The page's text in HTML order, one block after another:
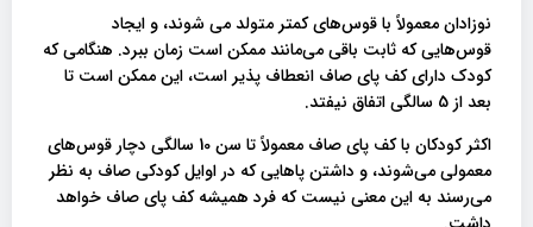
نوزادان معمولاً با قوس‌های کمتر متولد می شوند، و ایجاد
قوس‌هایی که ثابت باقی می‌مانند ممکن است زمان ببرد. هنگامی که
کودک دارای کف پای صاف انعطاف پذیر است، این ممکن است تا
بعد از 5 سالگی اتفاق نیفتد.
اکثر کودکان با کف پای صاف معمولاً تا سن 10 سالگی دچار قوس‌های
معمولی می‌شوند، و داشتن پاهایی که در اوایل کودکی صاف به نظر
می‌رسند به این معنی نیست که فرد همیشه کف پای صاف خواهد